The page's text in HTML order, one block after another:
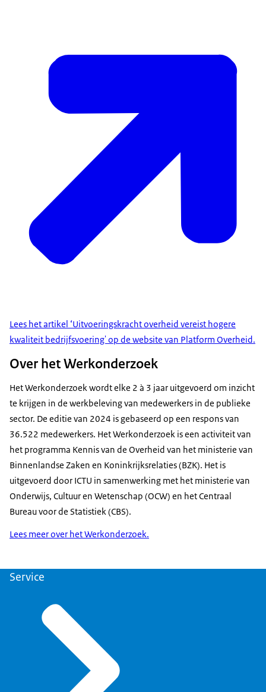
Lees het artikel ‘Uitvoeringskracht overheid vereist hogere
kwaliteit bedrijfsvoering' op de website van Platform Overheid.
Over het Werkonderzoek
Het Werkonderzoek wordt elke 2 à 3 jaar uitgevoerd om inzicht
te krijgen in de werkbeleving van medewerkers in de publieke
sector. De editie van 2024 is gebaseerd op een respons van
36.522 medewerkers. Het Werkonderzoek is een activiteit van
het programma Kennis van de Overheid van het ministerie van
Binnenlandse Zaken en Koninkrijksrelaties (BZK). Het is
uitgevoerd door ICTU in samenwerking met het ministerie van
Onderwijs, Cultuur en Wetenschap (OCW) en het Centraal
Bureau voor de Statistiek (CBS).
Lees meer over het Werkonderzoek.
Service